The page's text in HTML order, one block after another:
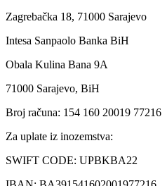
Zagrebačka 18, 71000 Sarajevo
Intesa Sanpaolo Banka BiH
Obala Kulina Bana 9A
71000 Sarajevo, BiH
Broj računa: 154 160 20019 77216
Za uplate iz inozemstva:
SWIFT CODE: UPBKBA22